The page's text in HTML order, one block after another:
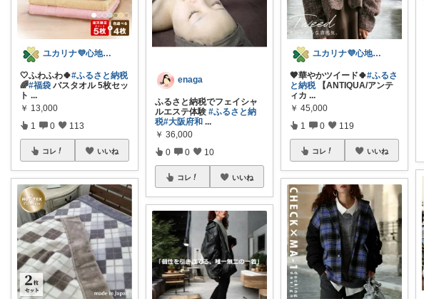
ユカリナ💜心地よい暮らしナチュラル🌿
🤍ふわふわ🍀#ふるさと納税
🌈#福袋 バスタオル 5枚セッ
ト ...
￥ 13,000
1 0 113
コレ いいね
enaga
ふるさと納税でフェイシャ
ルエステ体験#ふるさと納
税#大阪府和 ...
￥ 36,000
0 0 10
コレ いいね
ユカリナ💜心地よい暮らしナチュラル🌿
🤎華やかツイード🍀#ふるさ
と納税【ANTIQUA/アンテ
ィカ ...
￥ 45,000
1 0 119
コレ いいね